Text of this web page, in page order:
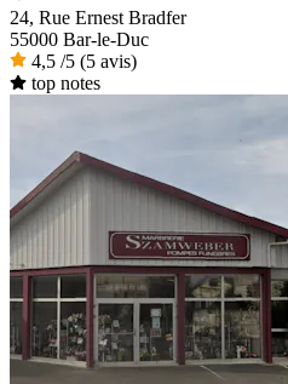
24, Rue Ernest Bradfer
55000 Bar-le-Duc
4,5 /5 (5 avis)
top notes